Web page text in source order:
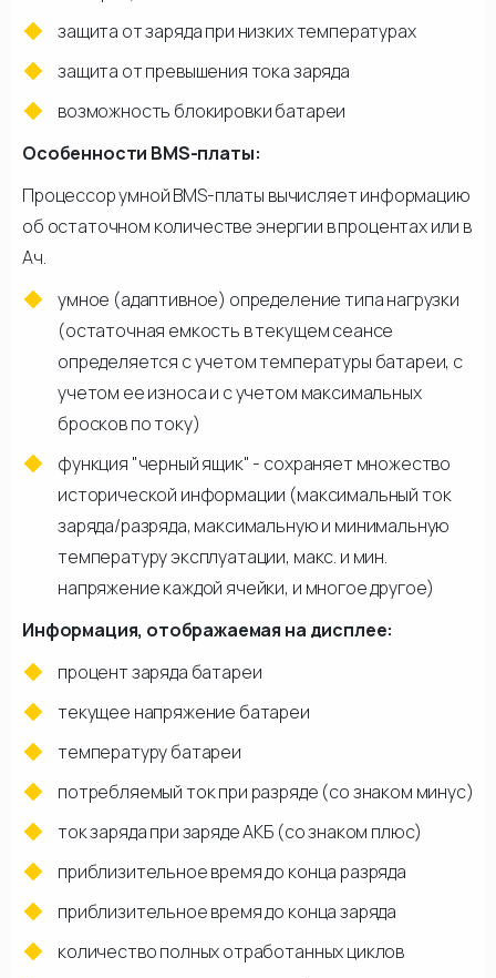
защита от заряда при низких температурах
защита от превышения тока заряда
возможность блокировки батареи
Особенности BMS-платы:
Процессор умной BMS-платы вычисляет информацию
об остаточном количестве энергии в процентах или в
Ач.
умное (адаптивное) определение типа нагрузки
(остаточная емкость в текущем сеансе
определяется с учетом температуры батареи, с
учетом ее износа и с учетом максимальных
бросков по току)
функция "черный ящик" - сохраняет множество
исторической информации (максимальный ток
заряда/разряда, максимальную и минимальную
температуру эксплуатации, макс. и мин.
напряжение каждой ячейки, и многое другое)
Информация, отображаемая на дисплее:
процент заряда батареи
текущее напряжение батареи
температуру батареи
потребляемый ток при разряде (со знаком минус)
ток заряда при заряде АКБ (со знаком плюс)
приблизительное время до конца разряда
приблизительное время до конца заряда
количество полных отработанных циклов